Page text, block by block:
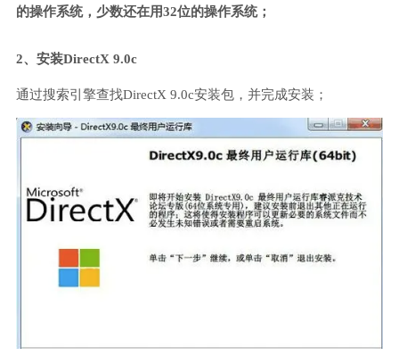
的操作系统，少数还在用32位的操作系统；
2、安装DirectX 9.0c
通过搜索引擎查找DirectX 9.0c安装包，并完成安装；